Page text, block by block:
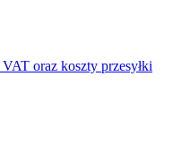
oraz koszty przesyłki